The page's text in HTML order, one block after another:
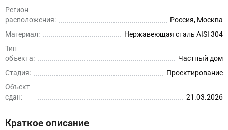
Регион
расположения:
Россия, Москва
Материал:
Нержавеющая сталь AISI 304
Тип
объекта:
Частный дом
Стадия:
Проектирование
Объект
сдан:
21.03.2026
Краткое описание